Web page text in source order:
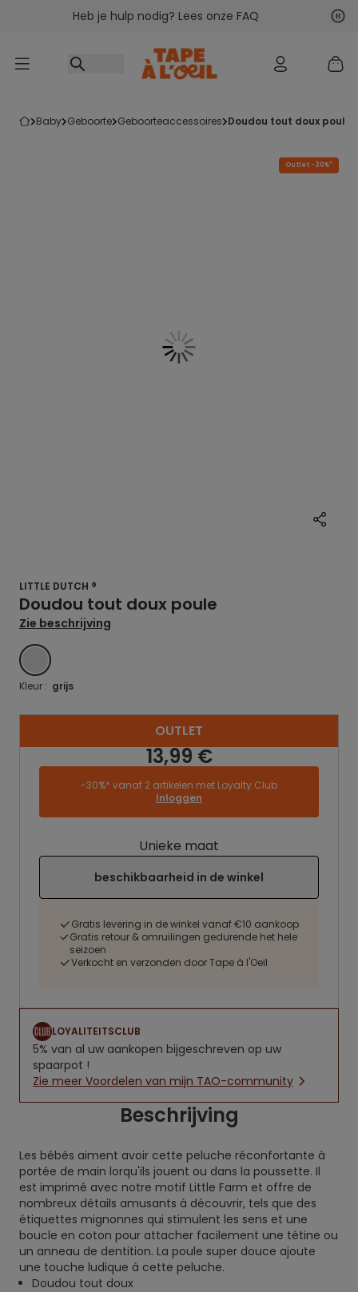
Ga naar inhoudHeb je hulp nodig? Lees onze FAQ
baby geboorte geboorteaccessoires doudou tout doux poule
Outlet -30%*
LITTLE DUTCH ®
Doudou tout doux poule
Zie beschrijving
GRIJS
Kleur : grijs
OUTLET
13,99 €
-30%* vanaf 2 artikelen met Loyalty Club
Inloggen
Unieke maat
beschikbaarheid in de winkel
Gratis levering in de winkel vanaf €10 aankoop
Gratis retour & omruilingen gedurende het hele
seizoen
Verkocht en verzonden door Tape à l'Oeil
LOYALITEITSCLUB
5% van al uw aankopen bijgeschreven op uw
spaarpot !
Zie meer Voordelen van mijn TAO-community
Beschrijving
Les bébés aiment avoir cette peluche réconfortante à
portée de main lorqu'ils jouent ou dans la poussette. Il
est imprimé avec notre motif Little Farm et offre de
nombreux détails amusants à découvrir, tels que des
étiquettes mignonnes qui stimulent les sens et une
boucle en coton pour attacher facilement une tétine ou
un anneau de dentition. La poule super douce ajoute
une touche ludique à cette peluche.
Doudou tout doux